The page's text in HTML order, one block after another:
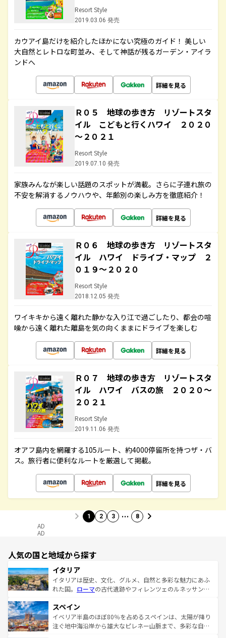
Resort Style
2019.03.06 発売
カウアイ島だけを紹介したほかにない究極のガイド！ 美しい
大自然とレトロな町並み、そして神話が残るガーデン・アイラ
ンドへ
詳細を見る
Ｒ０５ 地球の歩き方 リゾートスタ
イル こどもと行くハワイ ２０２０
～２０２１
Resort Style
2019.07.10 発売
家族みんなが楽しい話題のスポットが満載。さらに子連れ旅の
不安を解消するノウハウや、年齢別の楽しみ方を徹底紹介！
詳細を見る
Ｒ０６ 地球の歩き方 リゾートスタ
イル ハワイ ドライブ・マップ ２
０１９～２０２０
Resort Style
2018.12.05 発売
ワイキキから遠く離れた静かな入り江で過ごしたり、都会の喧
噪から遠く離れた離島を気の向くままにドライブを楽しむ
詳細を見る
Ｒ０７ 地球の歩き方 リゾートスタ
イル ハワイ バスの旅 ２０２０～
２０２１
Resort Style
2019.11.06 発売
オアフ島内を網羅する105ルート、約4000停留所を持つザ・バ
ス。旅行者に便利なルートを厳選して掲載。
詳細を見る
1 2 3 … 8
AD
AD
人気の国と地域から探す
イタリア
イタリアは歴史、文化、グルメ、自然と多彩な魅力にあふ
れた国。 ローマの古代遺跡やフィレンツェのルネッサンス
ろん、トスカーナの美しい田園風景やアマルフィ海岸の絶
景など、自然景観も見逃せない。観光の合間には、本場の
ピザやパスタなど、絶品のイタリア料理を堪能することも
スペイン
イベリア半島のほぼ80％を占めるスペインは、太陽が降り
注ぐ地中海沿岸から雄大なピレネー山脈まで、多彩な自然